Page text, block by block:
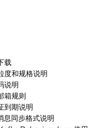
载
度和规格说明
说明
箱规则
到期说明
息同步格式说明